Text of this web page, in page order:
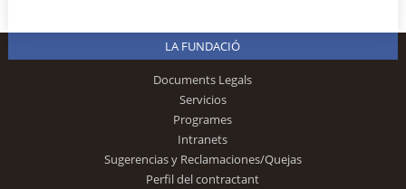
LA FUNDACIÓ
Documents Legals
Servicios
Programes
Intranets
Sugerencias y Reclamaciones/Quejas
Perfil del contractant